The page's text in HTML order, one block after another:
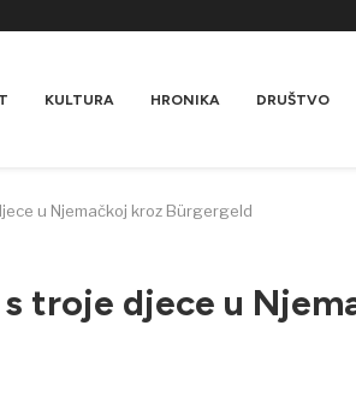
KULTURA HRONIKA DRUŠTVO
u Njemačkoj kroz Bürgergeld
troje djece u